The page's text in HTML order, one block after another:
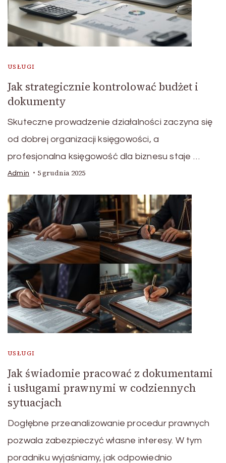
USŁUGI
Jak strategicznie kontrolować budżet i
dokumenty
Skuteczne prowadzenie działalności zaczyna się
od dobrej organizacji księgowości, a
profesjonalna księgowość dla biznesu staje …
Admin 5 grudnia 2025
USŁUGI
Jak świadomie pracować z dokumentami
i usługami prawnymi w codziennych
sytuacjach
Dogłębne przeanalizowanie procedur prawnych
pozwala zabezpieczyć własne interesy. W tym
poradniku wyjaśniamy, jak odpowiednio